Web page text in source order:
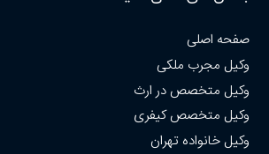
صفحه اصلی
وکیل مجرب ملکی
وکیل متخصص در ارث
وکیل متخصص کیفری
وکیل خانواده تهران